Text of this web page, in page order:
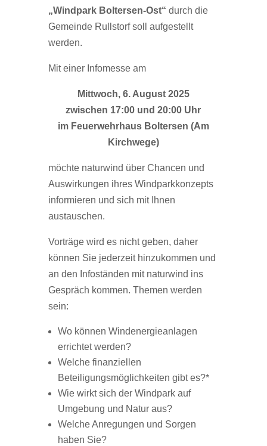
„Windpark Boltersen-Ost“ durch die
Gemeinde Rullstorf soll aufgestellt
werden.
Mit einer Infomesse am
Mittwoch, 6. August 2025
zwischen 17:00 und 20:00 Uhr
im Feuerwehrhaus Boltersen (Am
Kirchwege)
möchte naturwind über Chancen und
Auswirkungen ihres Windparkkonzepts
informieren und sich mit Ihnen
austauschen.
Vorträge wird es nicht geben, daher
können Sie jederzeit hinzukommen und
an den Infoständen mit naturwind ins
Gespräch kommen. Themen werden
sein:
Wo können Windenergieanlagen
errichtet werden?
Welche finanziellen
Beteiligungsmöglichkeiten gibt es?*
Wie wirkt sich der Windpark auf
Umgebung und Natur aus?
Welche Anregungen und Sorgen
haben Sie?